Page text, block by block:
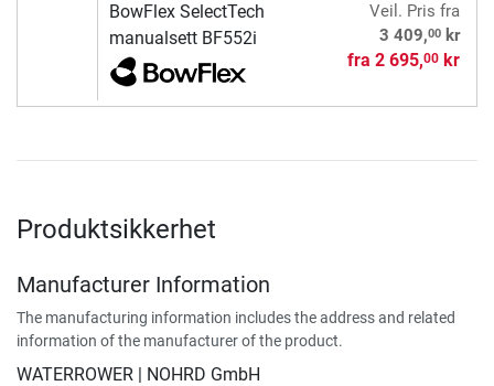
BowFlex SelectTech
manualsett BF552i
Veil. Pris fra
3 409,00kr
fra 2 695,00kr
Produktsikkerhet
Manufacturer Information
The manufacturing information includes the address and related
information of the manufacturer of the product.
WATERROWER | NOHRD GmbH